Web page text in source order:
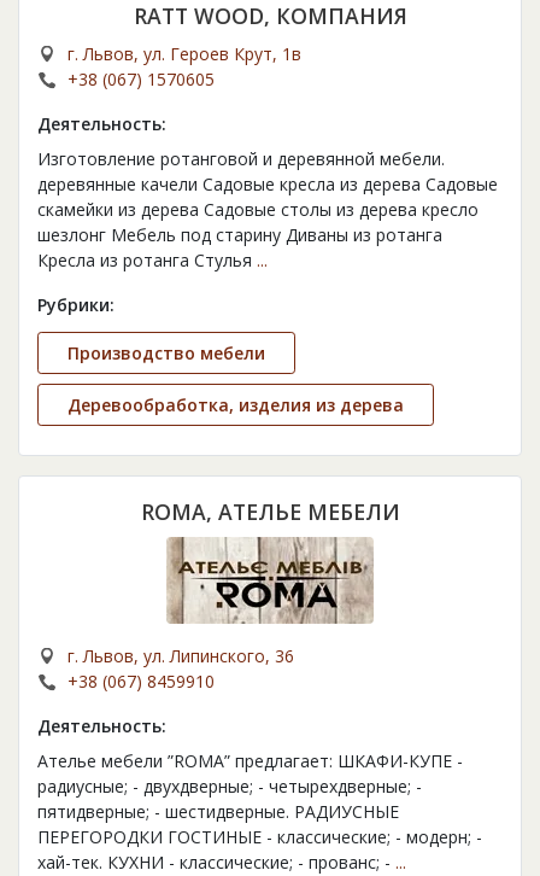
RATT WOOD, КОМПАНИЯ
г. Львов, ул. Героев Крут, 1в
+38 (067) 1570605
Деятельность:
Изготовление ротанговой и деревянной мебели.
деревянные качели Садовые кресла из дерева Садовые
скамейки из дерева Садовые столы из дерева кресло
шезлонг Мебель под старину Диваны из ротанга
Кресла из ротанга Стулья ...
Рубрики:
Производство мебели
Деревообработка, изделия из дерева
ROMA, АТЕЛЬЕ МЕБЕЛИ
г. Львов, ул. Липинского, 36
+38 (067) 8459910
Деятельность:
Ателье мебели ”ROMA” предлагает: ШКАФИ-КУПЕ -
радиусные; - двухдверные; - четырехдверные; -
пятидверные; - шестидверные. РАДИУСНЫЕ
ПЕРЕГОРОДКИ ГОСТИНЫЕ - классические; - модерн; -
хай-тек. КУХНИ - классические; - прованс; - ...